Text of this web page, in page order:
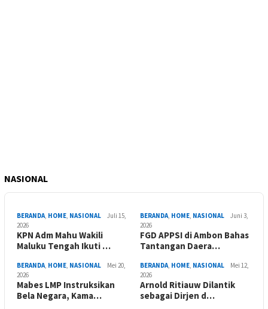
NASIONAL
BERANDA HOME NASIONAL
Juli 15,
2026
KPN Adm Mahu Wakili
Maluku Tengah Ikuti …
BERANDA HOME NASIONAL
Juni 3,
2026
FGD APPSI di Ambon Bahas
Tantangan Daera…
BERANDA HOME NASIONAL
Mei 20,
2026
Mabes LMP Instruksikan
Bela Negara, Kama…
BERANDA HOME NASIONAL
Mei 12,
2026
Arnold Ritiauw Dilantik
sebagai Dirjen d…